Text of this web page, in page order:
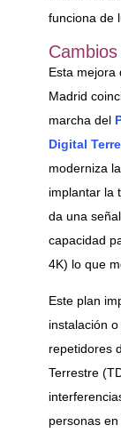
funciona de
Esta mejora
Madrid
marcha del
Digital
moderniza
implantar la
da una
capacidad
4K) lo que
Este plan
instalación
repetidores
Terrestre
personas